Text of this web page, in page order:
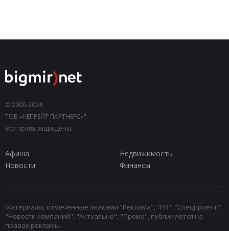
© 2000-2024,
ТОВ «КЕПРЕЙТ ПАРТНЕРС»".
Все права защищены.
Афиша
Недвижимость
Новости
Финансы
Материалы, отмеченные знаками "Реклама", "PR", "Спецпроект",
"Новости компаний", "Актуально", "Промо", публикуются на
правах рекламы.